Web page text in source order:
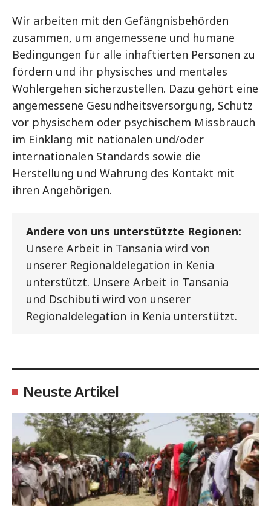
Wir arbeiten mit den Gefängnisbehörden
zusammen, um angemessene und humane
Bedingungen für alle inhaftierten Personen zu
fördern und ihr physisches und mentales
Wohlergehen sicherzustellen. Dazu gehört eine
angemessene Gesundheitsversorgung, Schutz
vor physischem oder psychischem Missbrauch
im Einklang mit nationalen und/oder
internationalen Standards sowie die
Herstellung und Wahrung des Kontakt mit
ihren Angehörigen.
Andere von uns unterstützte Regionen:
Unsere Arbeit in Tansania wird von
unserer Regionaldelegation in Kenia
unterstützt. Unsere Arbeit in Tansania
und Dschibuti wird von unserer
Regionaldelegation in Kenia unterstützt.
Neuste Artikel